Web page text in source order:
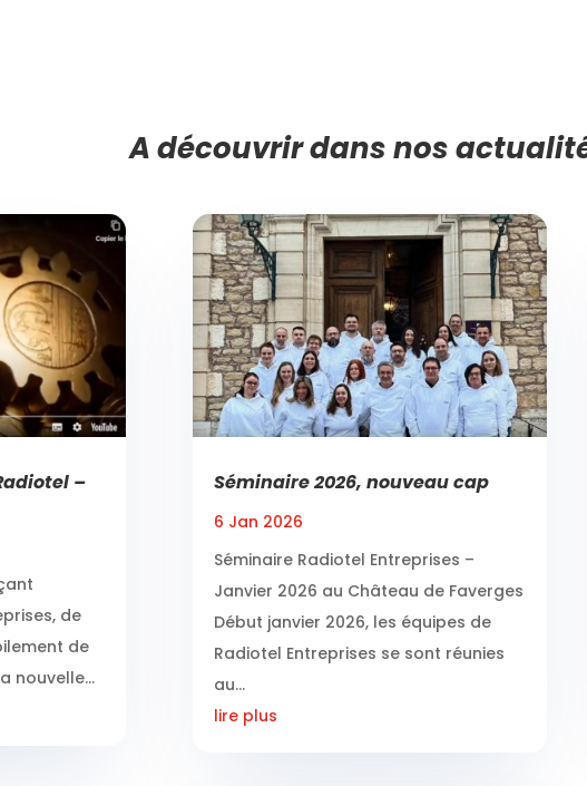
A découvrir dans nos
–
de
de
nouvelle...
Séminaire 2026, nouveau cap
6 Jan 2026
Séminaire Radiotel Entreprises –
Janvier 2026 au Château de Faverges
Début janvier 2026, les équipes de
Radiotel Entreprises se sont réunies
au...
lire plus